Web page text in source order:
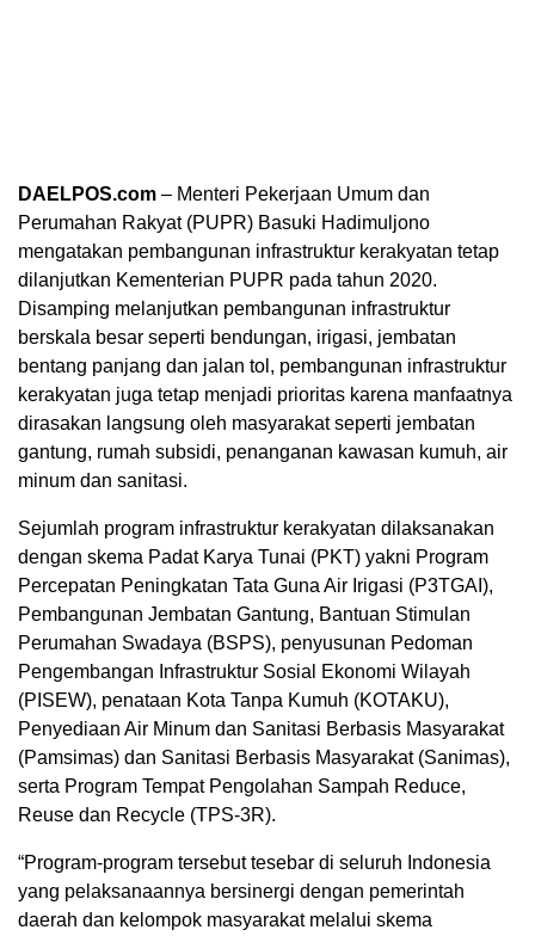
DAELPOS.com – Menteri Pekerjaan Umum dan
Perumahan Rakyat (PUPR) Basuki Hadimuljono
mengatakan pembangunan infrastruktur kerakyatan tetap
dilanjutkan Kementerian PUPR pada tahun 2020.
Disamping melanjutkan pembangunan infrastruktur
berskala besar seperti bendungan, irigasi, jembatan
bentang panjang dan jalan tol, pembangunan infrastruktur
kerakyatan juga tetap menjadi prioritas karena manfaatnya
dirasakan langsung oleh masyarakat seperti jembatan
gantung, rumah subsidi, penanganan kawasan kumuh, air
minum dan sanitasi.
Sejumlah program infrastruktur kerakyatan dilaksanakan
dengan skema Padat Karya Tunai (PKT) yakni Program
Percepatan Peningkatan Tata Guna Air Irigasi (P3TGAI),
Pembangunan Jembatan Gantung, Bantuan Stimulan
Perumahan Swadaya (BSPS), penyusunan Pedoman
Pengembangan Infrastruktur Sosial Ekonomi Wilayah
(PISEW), penataan Kota Tanpa Kumuh (KOTAKU),
Penyediaan Air Minum dan Sanitasi Berbasis Masyarakat
(Pamsimas) dan Sanitasi Berbasis Masyarakat (Sanimas),
serta Program Tempat Pengolahan Sampah Reduce,
Reuse dan Recycle (TPS-3R).
“Program-program tersebut tesebar di seluruh Indonesia
yang pelaksanaannya bersinergi dengan pemerintah
daerah dan kelompok masyarakat melalui skema